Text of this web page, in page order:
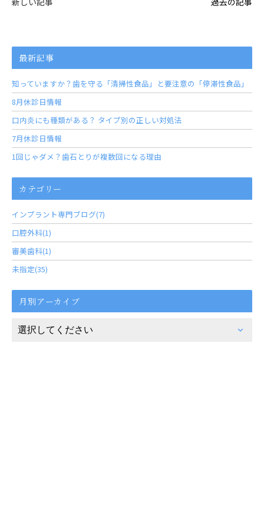
最新記事
知っていますか？歯を守る「清掃性食品」と要注意の「停滞性食品」
8月休診日情報
口内炎にも種類がある？ タイプ別の正しい対処法
7月休診日情報
1回じゃダメ？歯石とりが複数回になる理由
カテゴリー
インプラント専門ブログ(7)
口腔外科(1)
審美歯科(1)
未指定(35)
月別アーカイブ